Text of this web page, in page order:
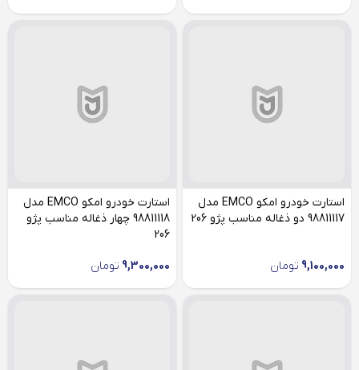
استارت خودرو امکو EMCO مدل
98811117 دو ذغاله مناسب پژو 206
9,100,000 تومان
استارت خودرو امکو EMCO مدل
98811118 چهار ذغاله مناسب پژو
206
9,300,000 تومان